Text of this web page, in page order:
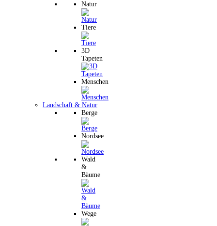
Natur
Tiere
3D
Tapeten
Menschen
Landschaft & Natur
Berge
Nordsee
Wald
&
Bäume
Wege